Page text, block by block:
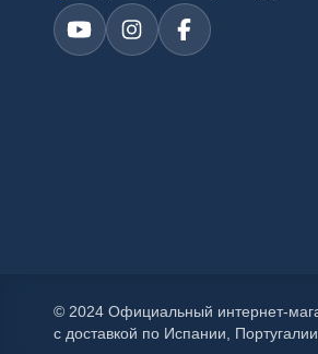
© 2024 Официальный интернет-
с доставкой по Испании,